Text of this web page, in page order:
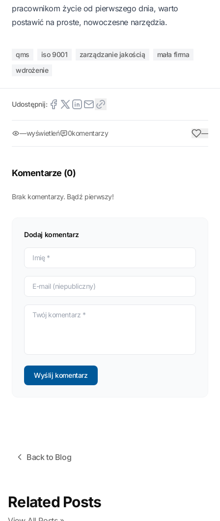
pracownikom życie od pierwszego dnia, warto
postawić na proste, nowoczesne narzędzia.
qms iso 9001 zarządzanie jakością
mała firma
wdrożenie
Udostępnij:
—wyświetleń 0komentarzy —
Komentarze (0)
Brak komentarzy. Bądź pierwszy!
Dodaj komentarz
Wyślij komentarz
Back to Blog
Related Posts